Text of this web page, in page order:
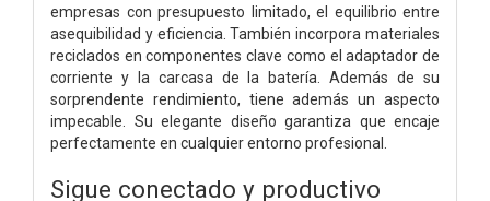
empresas con presupuesto limitado, el equilibrio entre
asequibilidad y eficiencia. También incorpora materiales
reciclados en componentes clave como el adaptador de
corriente y la carcasa de la batería. Además de su
sorprendente rendimiento, tiene además un aspecto
impecable. Su elegante diseño garantiza que encaje
perfectamente en cualquier entorno profesional.
Sigue conectado y productivo